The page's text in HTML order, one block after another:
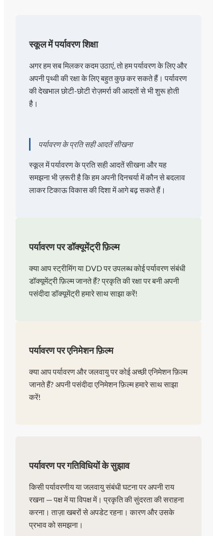
स्कूल में पर्यावरण शिक्षा
अगर हम सब मिलकर कदम उठाएं, तो हम पर्यावरण के लिए और
अपनी पृथ्वी की रक्षा के लिए बहुत कुछ कर सकते हैं। पर्यावरण
की देखभाल छोटी-छोटी रोज़मर्रा की आदतों से भी शुरू होती
है।
पर्यावरण के प्रति सही आदतें सीखना
स्कूल में पर्यावरण के प्रति सही आदतें सीखना और यह
समझना भी ज़रूरी है कि हम अपनी दिनचर्या में कौन से बदलाव
लाकर टिकाऊ विकास की दिशा में आगे बढ़ सकते हैं।
पर्यावरण पर डॉक्यूमेंट्री फ़िल्म
क्या आप स्ट्रीमिंग या DVD पर उपलब्ध कोई पर्यावरण संबंधी
डॉक्यूमेंट्री फ़िल्म जानते हैं? प्रकृति की रक्षा पर बनी अपनी
पसंदीदा डॉक्यूमेंट्री हमारे साथ साझा करें!
पर्यावरण पर एनिमेशन फ़िल्म
क्या आप पर्यावरण और जलवायु पर कोई अच्छी एनिमेशन फ़िल्म
जानते हैं? अपनी पसंदीदा एनिमेशन फ़िल्म हमारे साथ साझा
करें!
पर्यावरण पर गतिविधियों के सुझाव
किसी पर्यावरणीय या जलवायु संबंधी घटना पर अपनी राय
रखना — पक्ष में या विपक्ष में। प्रकृति की सुंदरता की सराहना
करना। ताज़ा खबरों से अपडेट रहना। कारण और उसके
प्रभाव को समझना।